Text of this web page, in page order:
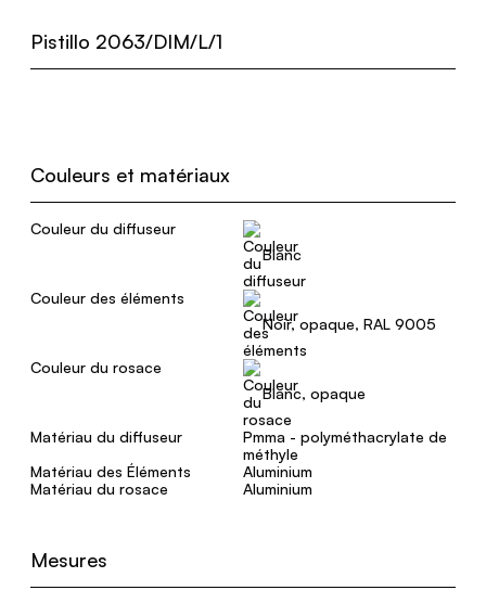
Pistillo 2063/DIM/L/1
Couleurs et matériaux
Couleur du diffuseur
Blanc
Couleur des éléments
Noir, opaque, RAL 9005
Couleur du rosace
Blanc, opaque
Matériau du diffuseur
Pmma - polyméthacrylate de
méthyle
Matériau des Éléments
Aluminium
Matériau du rosace
Aluminium
Mesures